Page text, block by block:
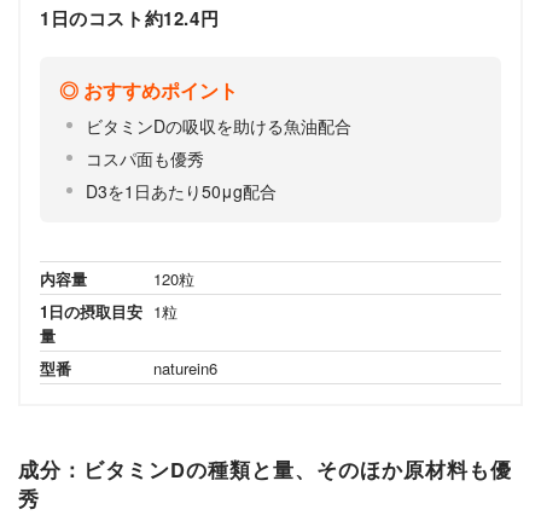
1日のコスト約12.4円
おすすめポイント
ビタミンDの吸収を助ける魚油配合
コスパ面も優秀
D3を1日あたり50μg配合
内容量
120粒
1日の摂取目安
量
1粒
型番 naturein6
成分：ビタミンDの種類と量、そのほか原材料も優
秀